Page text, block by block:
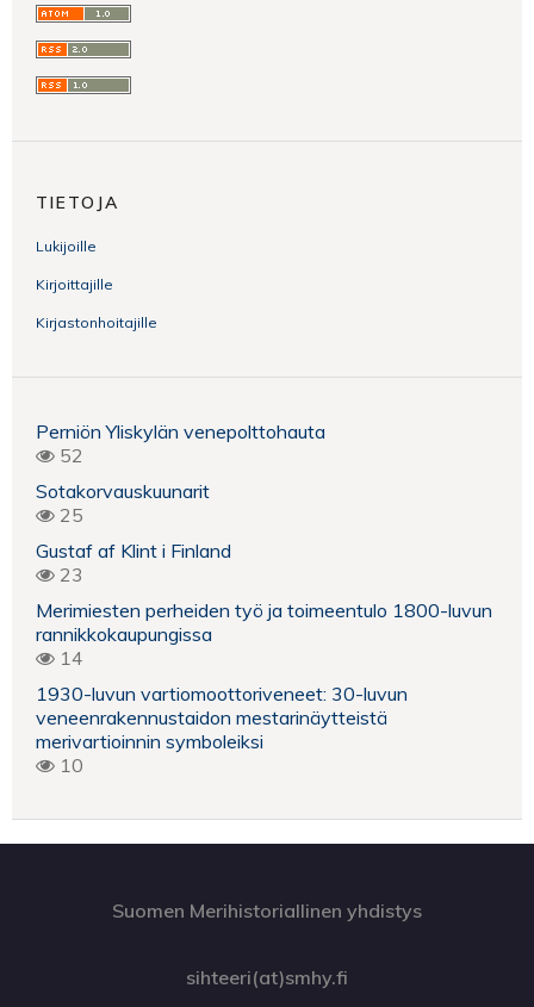
TIETOJA
Lukijoille
Kirjoittajille
Kirjastonhoitajille
Perniön Yliskylän venepolttohauta
52
Sotakorvauskuunarit
25
Gustaf af Klint i Finland
23
Merimiesten perheiden työ ja toimeentulo 1800-luvun
rannikkokaupungissa
14
1930-luvun vartiomoottoriveneet: 30-luvun
veneenrakennustaidon mestarinäytteistä
merivartioinnin symboleiksi
10
Suomen Merihistoriallinen yhdistys
sihteeri(at)smhy.fi